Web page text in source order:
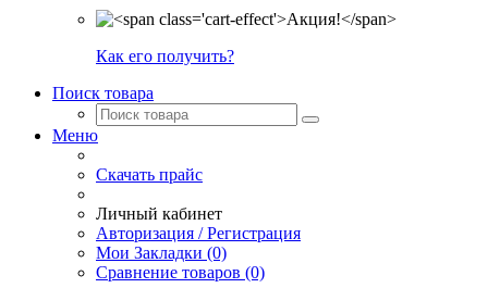
Как его получить?
Поиск товара
Меню
Скачать прайс
Личный кабинет
Авторизация / Регистрация
Мои Закладки (0)
Сравнение товаров (0)